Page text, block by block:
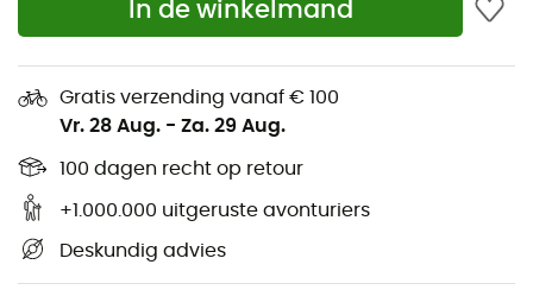
In de winkelmand
Gratis verzending vanaf € 100
Vr. 28 Aug. - Za. 29 Aug.
100 dagen recht op retour
+1.000.000 uitgeruste avonturiers
Deskundig advies
milieuvriendelijk, elastisch
Ergonomische boord
Coolmax: vezel gemaakt van textielafval
44% Polyamide (waarvan 6% Pure-Ic)
24% Polyester (Coolmax Eco Made)